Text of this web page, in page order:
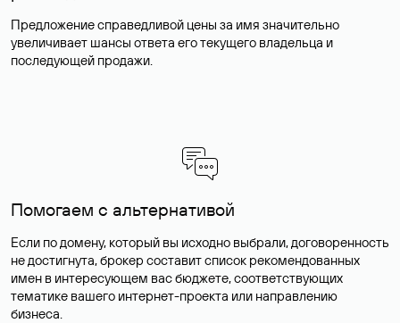
Предложение справедливой цены за имя значительно
увеличивает шансы ответа его текущего владельца и
последующей продажи.
Помогаем с альтернативой
Если по домену, который вы исходно выбрали, договоренность
не достигнута, брокер составит список рекомендованных
имен в интересующем вас бюджете, соответствующих
тематике вашего интернет-проекта или направлению
бизнеса.